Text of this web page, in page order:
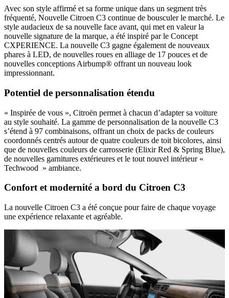
Avec son style affirmé et sa forme unique dans un segment très
fréquenté, Nouvelle Citroen C3 continue de bousculer le marché. Le
style audacieux de sa nouvelle face avant, qui met en valeur la
nouvelle signature de la marque, a été inspiré par le Concept
CXPERIENCE. La nouvelle C3 gagne également de nouveaux
phares à LED, de nouvelles roues en alliage de 17 pouces et de
nouvelles conceptions Airbump® offrant un nouveau look
impressionnant.
Potentiel de personnalisation étendu
« Inspirée de vous », Citroën permet à chacun d’adapter sa voiture
au style souhaité. La gamme de personnalisation de la nouvelle C3
s’étend à 97 combinaisons, offrant un choix de packs de couleurs
coordonnés centrés autour de quatre couleurs de toit bicolores, ainsi
que de nouvelles couleurs de carrosserie (Elixir Red & Spring Blue),
de nouvelles garnitures extérieures et le tout nouvel intérieur «
Techwood » ambiance.
Confort et modernité a bord du Citroen C3
La nouvelle Citroen C3 a été conçue pour faire de chaque voyage
une expérience relaxante et agréable.